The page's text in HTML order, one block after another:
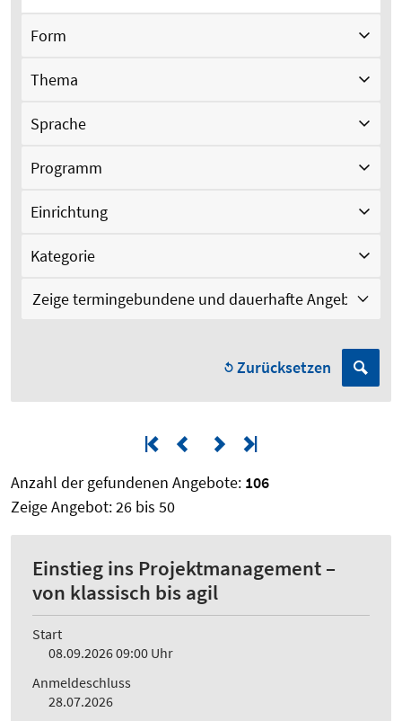
Form
Thema
Sprache
Programm
Einrichtung
Kategorie
Zurücksetzen
Anzahl der gefundenen Angebote: 106
Zeige Angebot: 26 bis 50
Einstieg ins Projektmanagement –
von klassisch bis agil
Start
08.09.2026 09:00 Uhr
Anmeldeschluss
28.07.2026